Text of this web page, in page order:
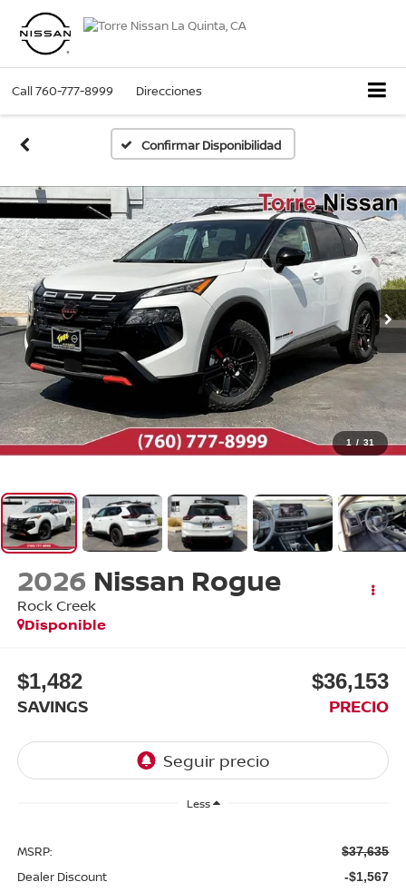
Call760-777-8999 Direcciones
Confirmar Disponibilidad
1 / 31
2026 Nissan Rogue
Rock Creek
Disponible
$1,482
SAVINGS
$36,153
PRECIO
Less
MSRP: $37,635
Dealer Discount -$1,567